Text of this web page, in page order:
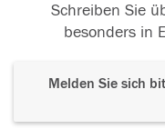
Schreiben Sie
besonders in
Melden Sie sich